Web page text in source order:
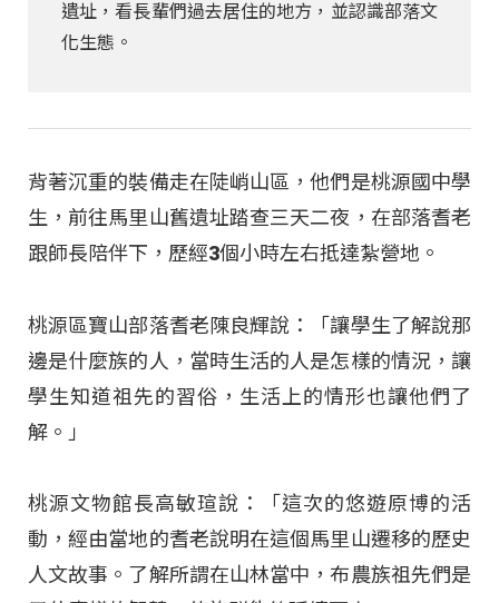
遺址，看長輩們過去居住的地方，並認識部落文
化生態。
背著沉重的裝備走在陡峭山區，他們是桃源國中學
生，前往馬里山舊遺址踏查三天二夜，在部落耆老
跟師長陪伴下，歷經3個小時左右抵達紮營地。
桃源區寶山部落耆老陳良輝說：「讓學生了解說那
邊是什麼族的人，當時生活的人是怎樣的情況，讓
學生知道祖先的習俗，生活上的情形也讓他們了
解。」
桃源文物館長高敏瑄說：「這次的悠遊原博的活
動，經由當地的耆老說明在這個馬里山遷移的歷史
人文故事。了解所謂在山林當中，布農族祖先們是